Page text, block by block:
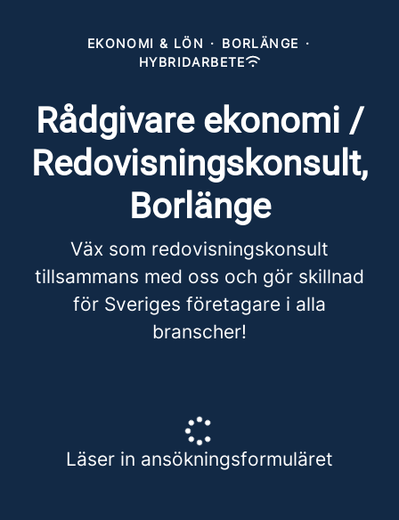
EKONOMI & LÖN · BORLÄNGE ·
HYBRIDARBETE
Rådgivare ekonomi /
Redovisningskonsult,
Borlänge
Väx som redovisningskonsult
tillsammans med oss och gör skillnad
för Sveriges företagare i alla
branscher!
Läser in ansökningsformuläret